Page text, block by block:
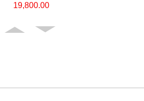
19,800.00